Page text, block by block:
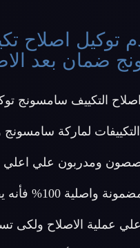
توكيل اصلاح
ضمان بعد
اصلاح التكييف سامسونج
لماركة
ومدربون علي اعلي
قطع غيار مضمونة
عملية الاصلاح ولكى